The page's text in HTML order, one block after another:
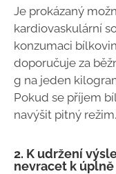
Je prokázaný
kardiovaskulární
konzumaci
doporučuje za
g na jeden
Pokud se příjem
navýšit pitný režim.
2. K udržení
nevracet k